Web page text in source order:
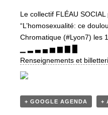
Le collectif FLÉAU
“L’homosexualité: ce
Chromatique (#Lyon7) les
▁ ▂ ▃ ▄ ▅ ▆ ▇ █
Renseignements et
+ GOOGLE AGENDA +